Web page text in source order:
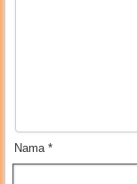
Nama *